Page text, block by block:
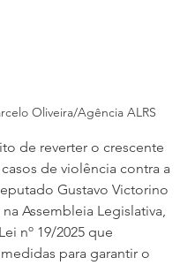
Oliveira/Agência ALRS
de reverter o crescente
de violência contra a
Gustavo Victorino
Assembleia Legislativa,
nº 19/2025 que
para garantir o